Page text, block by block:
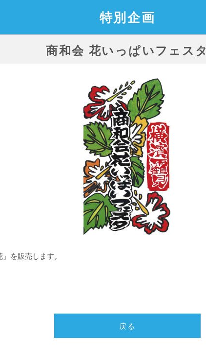
特別企画
商和会 花いっぱいフェスタ
を販売します。